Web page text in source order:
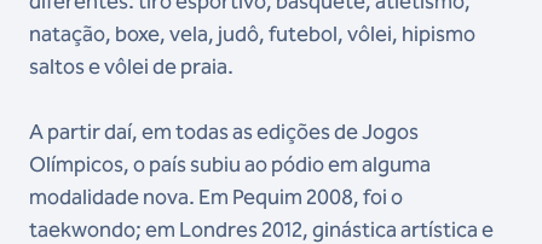
natação, boxe, vela, judô, futebol, vôlei, hipismo
saltos e vôlei de praia.
A partir daí, em todas as edições de Jogos
Olímpicos, o país subiu ao pódio em alguma
modalidade nova. Em Pequim 2008, foi o
taekwondo; em Londres 2012, ginástica artística e